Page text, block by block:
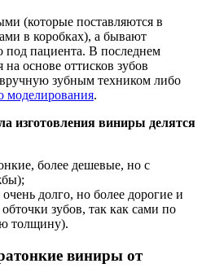
(которые поставляются в
в коробках), а бывают
пациента. В последнем
основе оттисков зубов
зубным техником либо
моделирования.
изготовления виниры делятся
более дешевые, но с
долго, но более дорогие и
зубов, так как сами по
толщину).
виниры от